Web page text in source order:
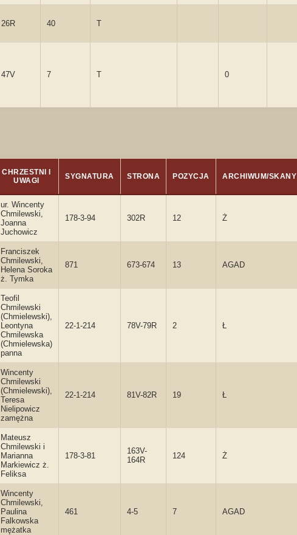
26R 40 T
47V 7 T 0
CHRZESTNI I
UWAGI
SYGNATURA STRONA POZYCJA ARCHIWUM/SKANY
ur. Wincenty
Chmilewski,
Joanna
Juchowicz
178-3-94 302R 12 Ż
Franciszek
Chmilewski,
Helena Soroka
ż. Tymka
871 673-674 13 AGAD
Teofil
Chmilewski
(Chmielewski),
Leontyna
Chmilewska
(Chmielewska)
panna
22-1-214 78V-79R 2 Ł
Wincenty
Chmilewski
(Chmielewski),
Teresa
Nielipowicz
zamężna
22-1-214 81V-82R 19 Ł
Mateusz
Chmilewski i
Marianna
Markiewicz ż.
Feliksa
178-3-81
163V-
164R
124 Ż
Wincenty
Chmilewski,
Paulina
Falkowska
mężatka
461 4-5 7 AGAD